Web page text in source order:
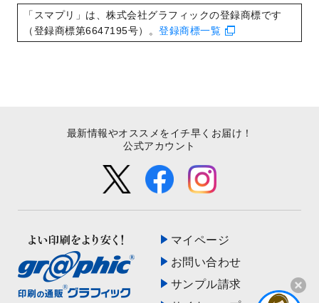
2022/8/24
印刷用データの解像度
を引き上げまし
た！
「スマプリ」は、株式会社グラフィックの登録商標です
（登録商標第6647195号）。 登録商標一覧
マイページ
お問い合わせ
サンプル請求
最新情報やオススメをイチ早くお届け！
公式アカウント